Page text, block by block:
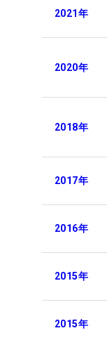
2021年
2020年
2018年
2017年
2016年
2015年
2015年